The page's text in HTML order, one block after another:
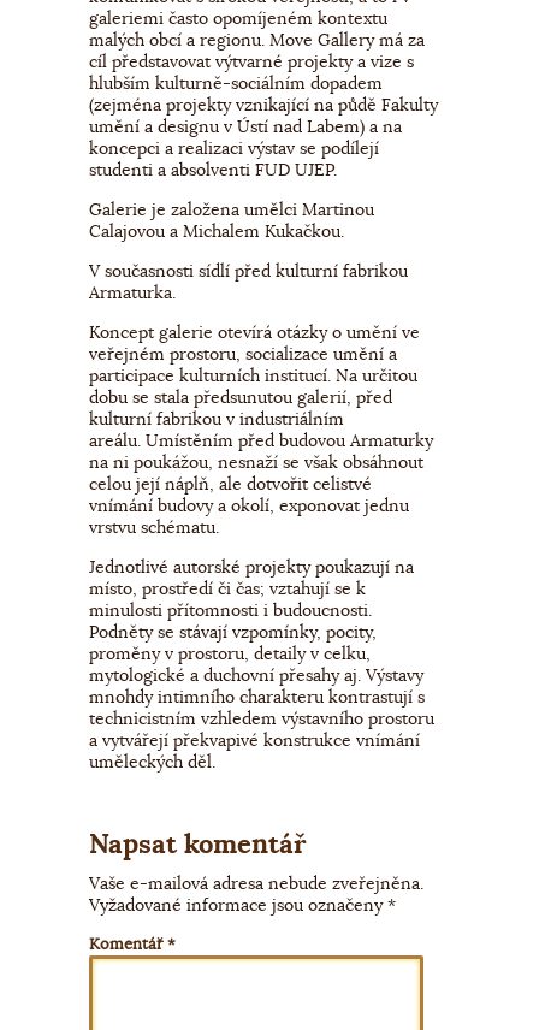
galeriemi často opomíjeném kontextu
malých obcí a regionu. Move Gallery má za
cíl představovat výtvarné projekty a vize s
hlubším kulturně-sociálním dopadem
(zejména projekty vznikající na půdě Fakulty
umění a designu v Ústí nad Labem) a na
koncepci a realizaci výstav se podílejí
studenti a absolventi FUD UJEP.
Galerie je založena umělci Martinou
Calajovou a Michalem Kukačkou.
V současnosti sídlí před kulturní fabrikou
Armaturka.
Koncept galerie otevírá otázky o umění ve
veřejném prostoru, socializace umění a
participace kulturních institucí. Na určitou
dobu se stala předsunutou galerií, před
kulturní fabrikou v industriálním
areálu. Umístěním před budovou Armaturky
na ni poukážou, nesnaží se však obsáhnout
celou její náplň, ale dotvořit celistvé
vnímání budovy a okolí, exponovat jednu
vrstvu schématu.
Jednotlivé autorské projekty poukazují na
místo, prostředí či čas; vztahují se k
minulosti přítomnosti i budoucnosti.
Podněty se stávají vzpomínky, pocity,
proměny v prostoru, detaily v celku,
mytologické a duchovní přesahy aj. Výstavy
mnohdy intimního charakteru kontrastují s
technicistním vzhledem výstavního prostoru
a vytvářejí překvapivé konstrukce vnímání
uměleckých děl.
Napsat komentář
Vaše e-mailová adresa nebude zveřejněna.
Vyžadované informace jsou označeny*
Komentář*